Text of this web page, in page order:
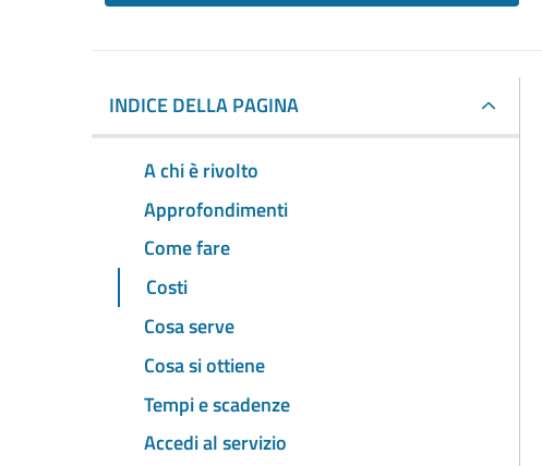
INDICE DELLA PAGINA
A chi è rivolto
Approfondimenti
Come fare
Costi
Cosa serve
Cosa si ottiene
Tempi e scadenze
Accedi al servizio